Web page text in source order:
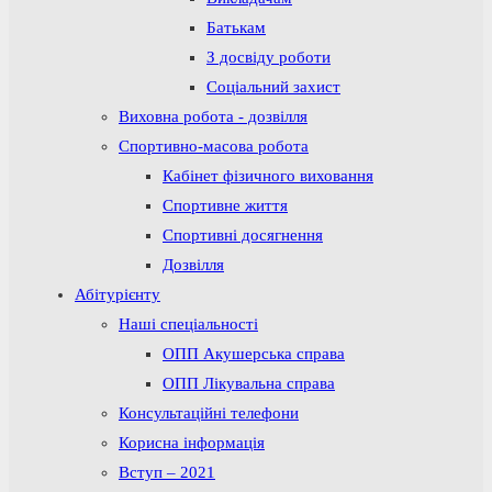
Батькам
З досвіду роботи
Соціальний захист
Виховна робота - дозвілля
Спортивно-масова робота
Кабінет фізичного виховання
Спортивне життя
Спортивні досягнення
Дозвілля
Абітурієнту
Наші спеціальності
ОПП Акушерська справа
ОПП Лікувальна справа
Консультаційні телефони
Корисна інформація
Вступ – 2021